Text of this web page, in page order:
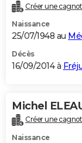
Créer une
Naissance
25/07/1948 au
Décès
16/09/2014 à
Michel
Créer une
Naissance